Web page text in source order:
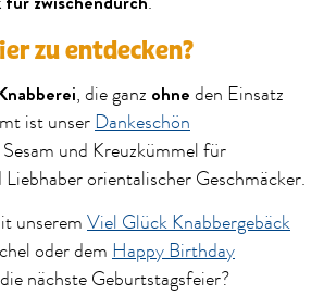
zu entdecken?
, die ganz ohne den Einsatz
ist unserDankeschön
und Kreuzkümmel für
orientalischer Geschmäcker.
unserem Viel Glück Knabbergebäck
oder dem Happy Birthday
nächste Geburtstagsfeier?